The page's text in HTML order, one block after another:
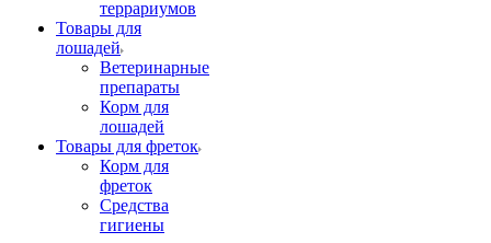
террариумов
Товары для
лошадей
Ветеринарные
препараты
Корм для
лошадей
Товары для фреток
Корм для
фреток
Средства
гигиены